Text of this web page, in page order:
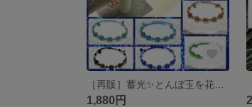
1,880円